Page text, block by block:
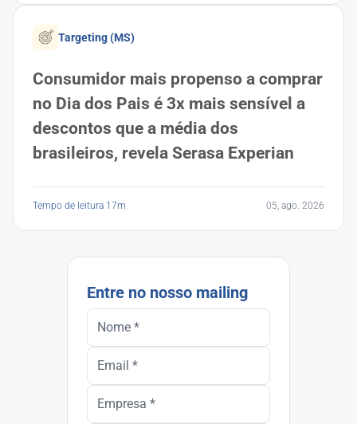
Targeting (MS)
Consumidor mais propenso a comprar
no Dia dos Pais é 3x mais sensível a
descontos que a média dos
brasileiros, revela Serasa Experian
Tempo de leitura 17m 05, ago. 2026
Entre no nosso mailing